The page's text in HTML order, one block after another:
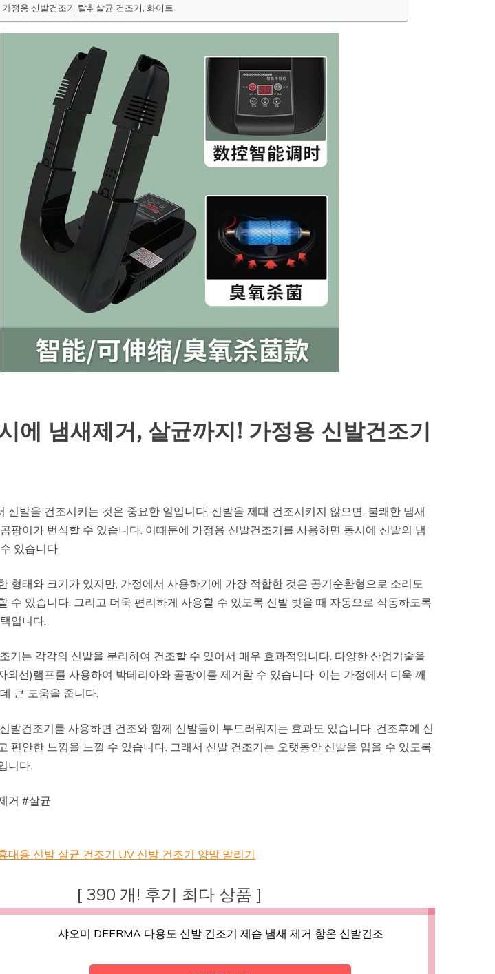
정용 신발건조기 탈취살균 건조기, 화이트
에 냄새제거, 살균까지! 가정용 신발건조기
신발을 건조시키는 것은 중요한 일입니다. 신발을 제때 건조시키지 않으면, 불쾌한 냄새
팡이가 번식할 수 있습니다. 이때문에 가정용 신발건조기를 사용하면 동시에 신발의 냄
있습니다.
형태와 크기가 있지만, 가정에서 사용하기에 가장 적합한 것은 공기순환형으로 소리도
수 있습니다. 그리고 더욱 편리하게 사용할 수 있도록 신발 벗을 때 자동으로 작동하도록
입니다.
기는 각각의 신발을 분리하여 건조할 수 있어서 매우 효과적입니다. 다양한 산업기술을
외선)램프를 사용하여 박테리아와 곰팡이를 제거할 수 있습니다. 이는 가정에서 더욱 깨
큰 도움을 줍니다.
발건조기를 사용하면 건조와 함께 신발들이 부드러워지는 효과도 있습니다. 건조후에 신
편안한 느낌을 느낄 수 있습니다. 그래서 신발 건조기는 오랫동안 신발을 입을 수 있도록
니다.
거 #살균
대용 신발 살균 건조기 UV 신발 건조기 양말 말리기
[ 390 개! 후기 최다 상품 ]
샤오미 DEERMA 다용도 신발 건조기 제습 냄새 제거 항온 신발건조